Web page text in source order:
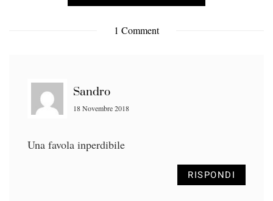
1 Comment
Sandro
18 Novembre 2018
Una favola inperdibile
RISPONDI